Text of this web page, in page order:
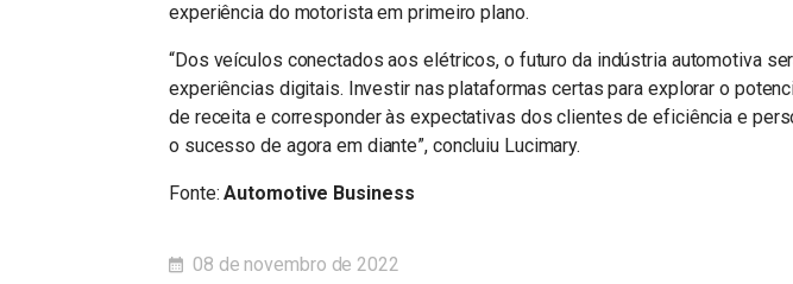
experiência do motorista em primeiro plano.
“Dos veículos conectados aos elétricos, o futuro da indústria automotiva
experiências digitais. Investir nas plataformas certas para explorar o
de receita e corresponder às expectativas dos clientes de eficiência e
o sucesso de agora em diante”, concluiu Lucimary.
Fonte:Automotive Business
08 de novembro de 2022